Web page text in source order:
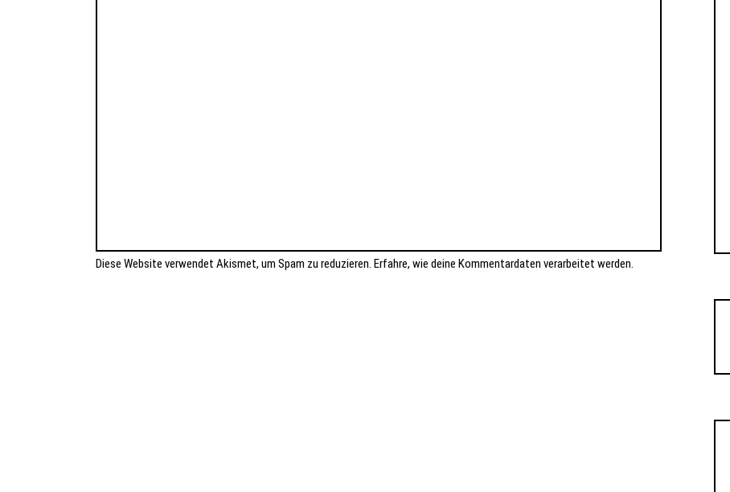
Diese Website verwendet Akismet, um Spam zu reduzieren. Erfahre, wie deine Kommentardaten verarbeitet werden.